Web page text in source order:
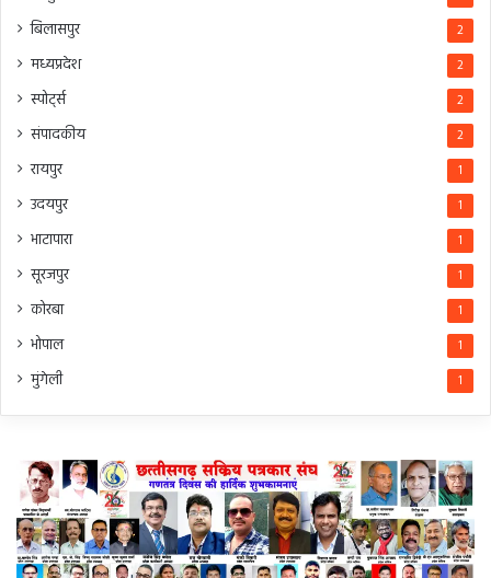
बिलासपुर 2
मध्यप्रदेश 2
स्पोर्ट्स 2
संपादकीय 2
रायपुर 1
उदयपुर 1
भाटापारा 1
सूरजपुर 1
कोरबा 1
भोपाल 1
मुंगेली 1